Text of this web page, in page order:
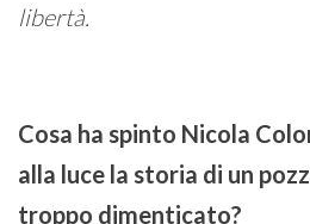
libertà.
Cosa ha spinto Nicola
alla luce la storia di un
troppo dimenticato?